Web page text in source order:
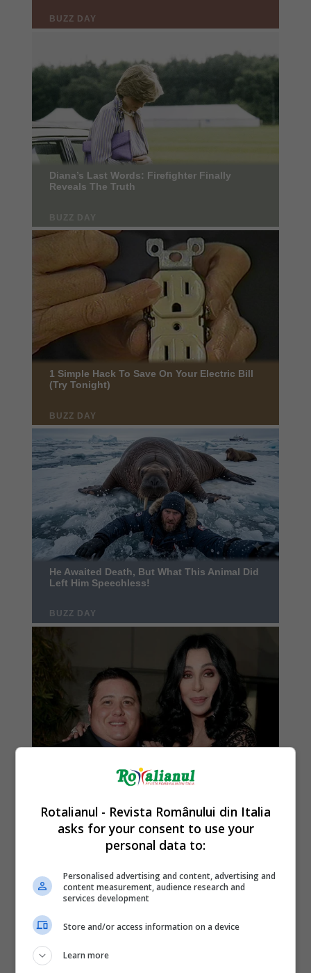
Rotalianul - Revista Românului din Italia
asks for your consent to use your
personal data to:
Personalised advertising and content, advertising and
content measurement, audience research and
services development
Store and/or access information on a device
Learn more